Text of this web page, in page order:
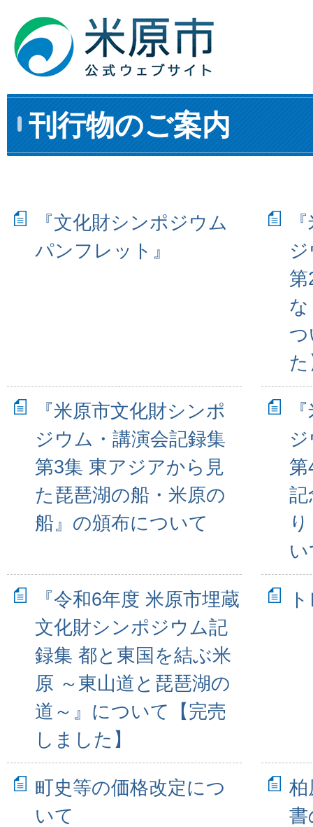
刊行物のご案内
『文化財シンポジウム
パンフレット』
た
『米原市文化財シンポ
ジウム・講演会記録集
第3集 東アジアから見
た琵琶湖の船・米原の
船』の頒布について
第
記
『令和6年度 米原市埋蔵
文化財シンポジウム記
録集 都と東国を結ぶ米
原 ～東山道と琵琶湖の
道～』について【完売
しました】
町史等の価格改定につ
いて
柏
書